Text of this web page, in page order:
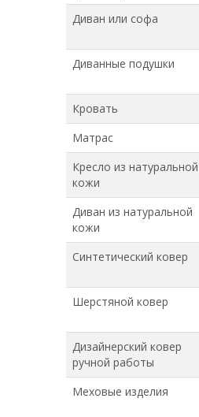
Диван или софа
Диванные подушки
Кровать
Матрас
Кресло из натуральной
кожи
Диван из натуральной
кожи
Синтетический ковер
Шерстяной ковер
Дизайнерский ковер
ручной работы
Меховые изделия